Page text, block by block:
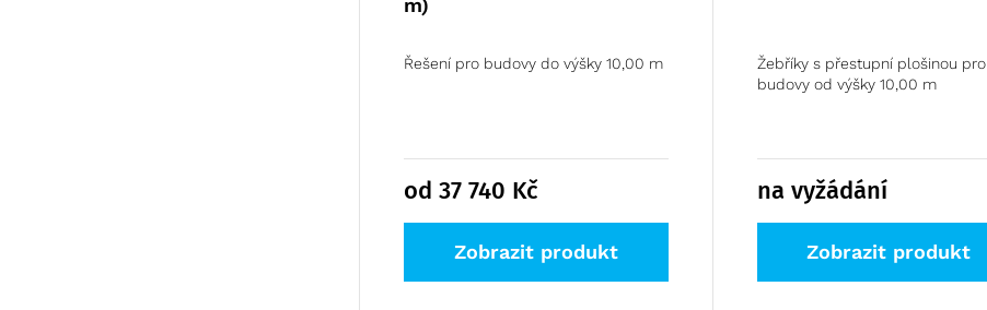
m)
Řešení pro budovy do výšky 10,00 m
od 37 740 Kč
Zobrazit produkt
Žebříky s přestupní plošinou pro
budovy od výšky 10,00 m
na vyžádání
Zobrazit produkt